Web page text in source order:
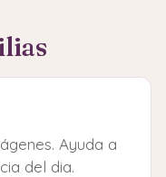
Ayuda a
del dia.